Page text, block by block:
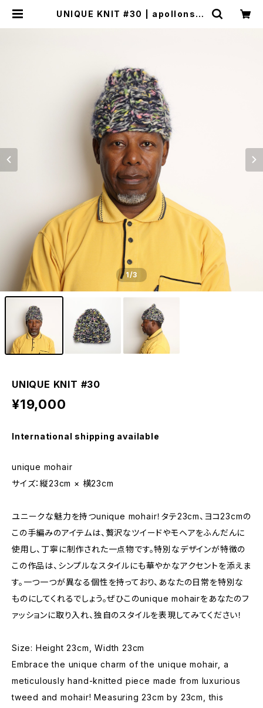
UNIQUE KNIT #30 | apollonsto
1/3
UNIQUE KNIT #30
¥19,000
International shipping available
unique mohair
サイズ：縦23cm × 横23cm
ユニークな魅力を持つunique mohair！タテ23cm、ヨコ23cmの
この手編みのアイテムは、贅沢なツイードやモヘアをふんだんに
使用し、丁寧に制作された一点物です。特別なデザインが特徴の
この作品は、シンプルなスタイルにも華やかなアクセントを添えま
す。一つ一つが異なる個性を持っており、あなたの日常を特別な
ものにしてくれるでしょう。ぜひこのunique mohairをあなたのフ
ァッションに取り入れ、独自のスタイルを表現してみてください！
Size: Height 23cm, Width 23cm
Embrace the unique charm of the unique mohair, a
meticulously hand-knitted piece made from luxurious
tweed and mohair! Measuring 23cm by 23cm, this